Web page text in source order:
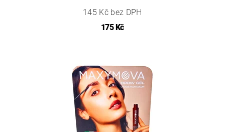
145 Kč bez DPH
175 Kč